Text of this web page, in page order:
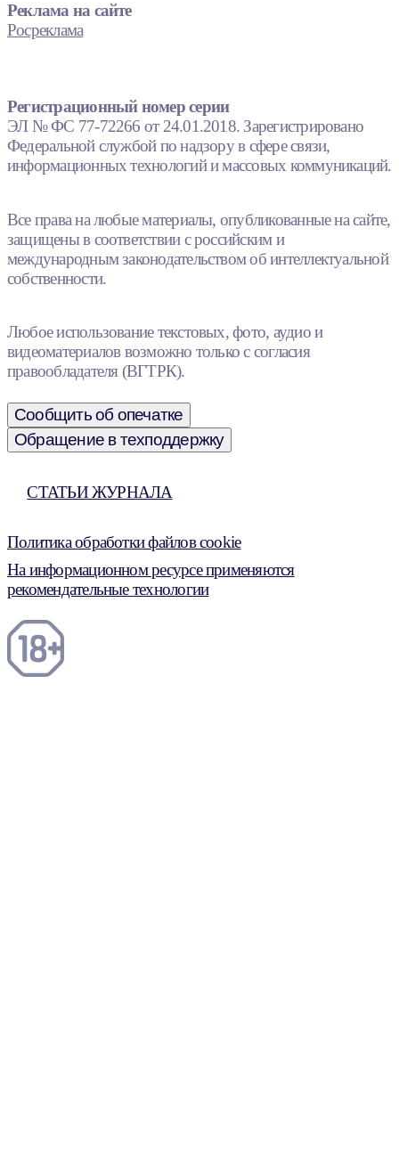
Реклама на сайте
Росреклама
Регистрационный номер серии
ЭЛ № ФС 77-72266 от 24.01.2018. Зарегистрировано
Федеральной службой по надзору в сфере связи,
информационных технологий и массовых коммуникаций.
Все права на любые материалы, опубликованные на сайте,
защищены в соответствии с российским и
международным законодательством об интеллектуальной
собственности.
Любое использование текстовых, фото, аудио и
видеоматериалов возможно только с согласия
правообладателя (ВГТРК).
Сообщить об опечатке
Обращение в техподдержку
СТАТЬИ ЖУРНАЛА
Политика обработки файлов cookie
На информационном ресурсе применяются
рекомендательные технологии